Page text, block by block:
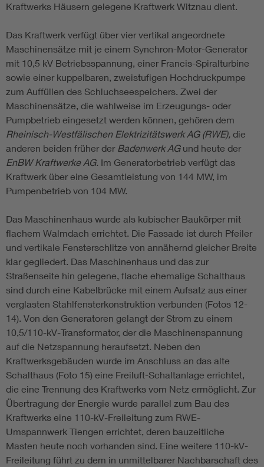
Kraftwerks Häusern gelegene Kraftwerk Witznau dient.
Das Kraftwerk verfügt über vier vertikal angeordnete
Maschinensätze mit je einem Synchron-Motor-Generator
mit 10,5 kV Betriebsspannung, einer Francis-Spiralturbine
sowie einer kuppelbaren, zweistufigen Hochdruckpumpe
zum Auffüllen des Schluchseespeichers. Zwei der
Maschinensätze, die wahlweise im Erzeugungs- oder
Pumpbetrieb eingesetzt werden können, gehören dem
Rheinisch-Westfälischen Elektrizitätswerk AG (RWE), die
anderen beiden früher der Badenwerk AG und heute der
EnBW Kraftwerke AG. Im Generatorbetrieb verfügt das
Kraftwerk über eine Gesamtleistung von 144 MW, im
Pumpenbetrieb von 104 MW.
Das Maschinenhaus wurde als kubischer Baukörper mit
flachem Walmdach errichtet. Die Fassade ist durch Pfeiler
und vertikale Fensterschlitze von annähernd gleicher Breite
klar gegliedert. Das Maschinenhaus und das zur
Straßenseite hin gelegene, flache ehemalige Schalthaus
sind durch eine Kabelbrücke mit einem Aufsatz aus einer
verglasten Stahlfensterkonstruktion verbunden (Fotos 12-
14). Von den Generatoren gelangt der Strom zu einem
10,5/110-kV-Transformator, der die Maschinenspannung
auf die Netzspannung heraufsetzt. Neben den
Kraftwerksgebäuden wurde im Anschluss an das alte
Schalthaus (Foto 15) eine Freiluft-Schaltanlage errichtet,
die eine Trennung des Kraftwerks vom Netz ermöglicht. Zur
Übertragung der Energie wurde parallel zum Bau des
Kraftwerks eine 110-kV-Freileitung zum RWE-
Umspannwerk Tiengen errichtet, deren bauzeitliche
Masten heute noch vorhanden sind. Eine weitere 110-kV-
Freileitung führt zu dem in unmittelbarer Nachbarschaft des